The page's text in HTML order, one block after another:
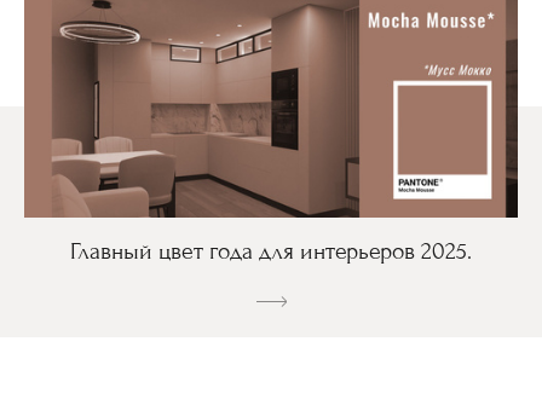
Главный цвет года для интерьеров 2025.